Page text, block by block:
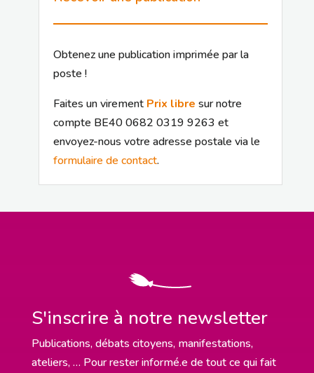
Obtenez une publication imprimée par la
poste !
Faites un virement Prix libre sur notre
compte BE40 0682 0319 9263 et
envoyez-nous votre adresse postale via le
formulaire de contact.
S'inscrire à notre newsletter
Publications, débats citoyens, manifestations,
ateliers, … Pour rester informé.e de tout ce qui fait